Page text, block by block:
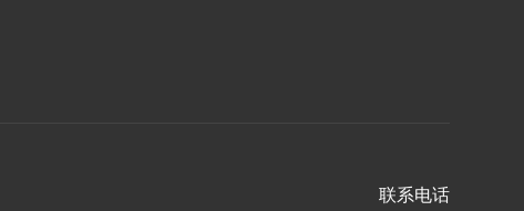
联系电话